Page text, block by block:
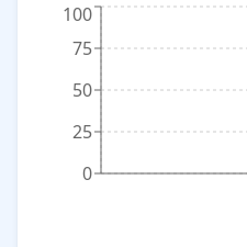
0
25
50
75
100